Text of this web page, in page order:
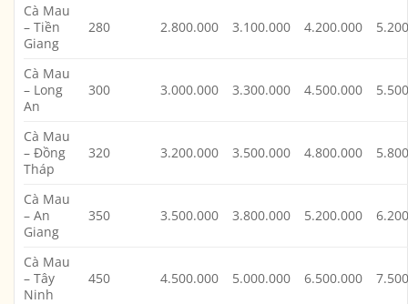
Cà Mau
– Tiền
Giang
280 2.800.000 3.100.000 4.200.000
Cà Mau
– Long
An
300 3.000.000 3.300.000 4.500.000
Cà Mau
– Đồng
Tháp
320 3.200.000 3.500.000 4.800.000
Cà Mau
– An
Giang
350 3.500.000 3.800.000 5.200.000
Cà Mau
– Tây
Ninh
450 4.500.000 5.000.000 6.500.000